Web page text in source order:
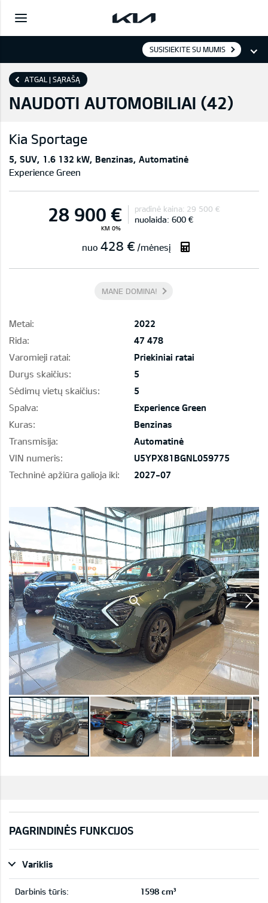
SUSISIEKITE SU MUMIS
ATGAL Į SĄRAŠĄ
NAUDOTI AUTOMOBILIAI (42)
Kia Sportage
5 SUV 1.6 132 kW Benzinas Automatinė
Experience Green
28 900 €
KM 0%
pradinė kaina: 29 500 €
nuolaida: 600 €
nuo428 € /mėnesį
MANE DOMINA!
Metai:
2022
Rida:
47 478
Varomieji ratai:
Priekiniai ratai
Durys skaičius:
5
Sėdimų vietų skaičius:
5
Spalva:
Experience Green
Kuras:
Benzinas
Transmisija:
Automatinė
VIN numeris:
U5YPX81BGNL059775
Techninė apžiūra galioja iki:
2027-07
PAGRINDINĖS FUNKCIJOS
Variklis
Darbinis tūris: 1598 cm³